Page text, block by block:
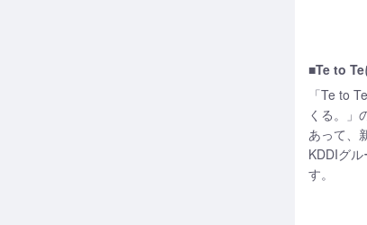
■Te to Te
「Te to
くる。」
あって、
KDDIグ
す。